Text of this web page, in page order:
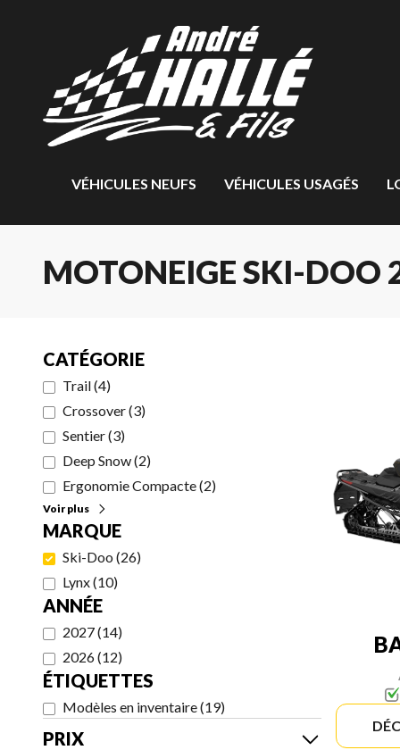
VÉHICULES NEUFS VÉHICULES USAGÉS
MOTONEIGE SKI-DOO
CATÉGORIE
Trail(4)
Crossover(3)
Sentier(3)
Deep Snow(2)
Ergonomie Compacte(2)
Voir plus
MARQUE
Ski-Doo (26)
Lynx(10)
ANNÉE
2027(14)
2026(12)
ÉTIQUETTES
Modèles en inventaire(19)
PRIX